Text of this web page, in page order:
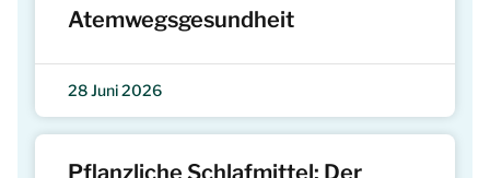
Atemwegsgesundheit
28 Juni 2026